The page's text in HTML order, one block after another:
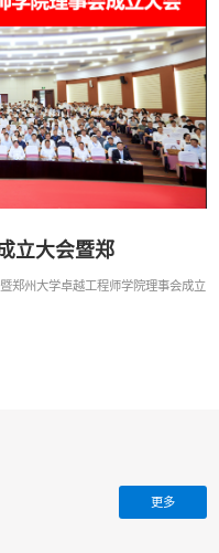
立大会暨郑
郑州大学卓越工程师学院理事会成立
更多